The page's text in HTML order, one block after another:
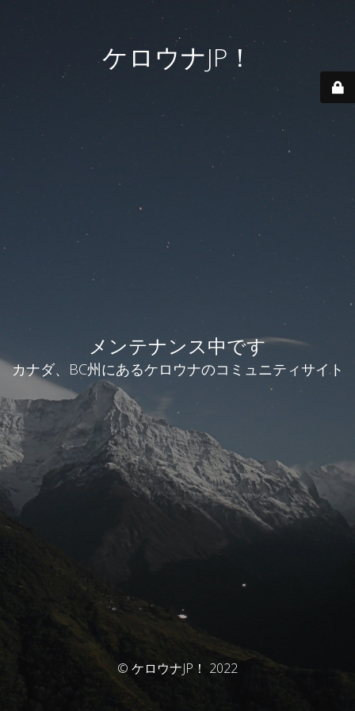
ケロウナJP！
メンテナンス中です
カナダ、BC州にあるケロウナのコミュニティサイト
© ケロウナJP！ 2022